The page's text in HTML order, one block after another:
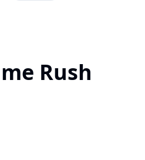
Rush